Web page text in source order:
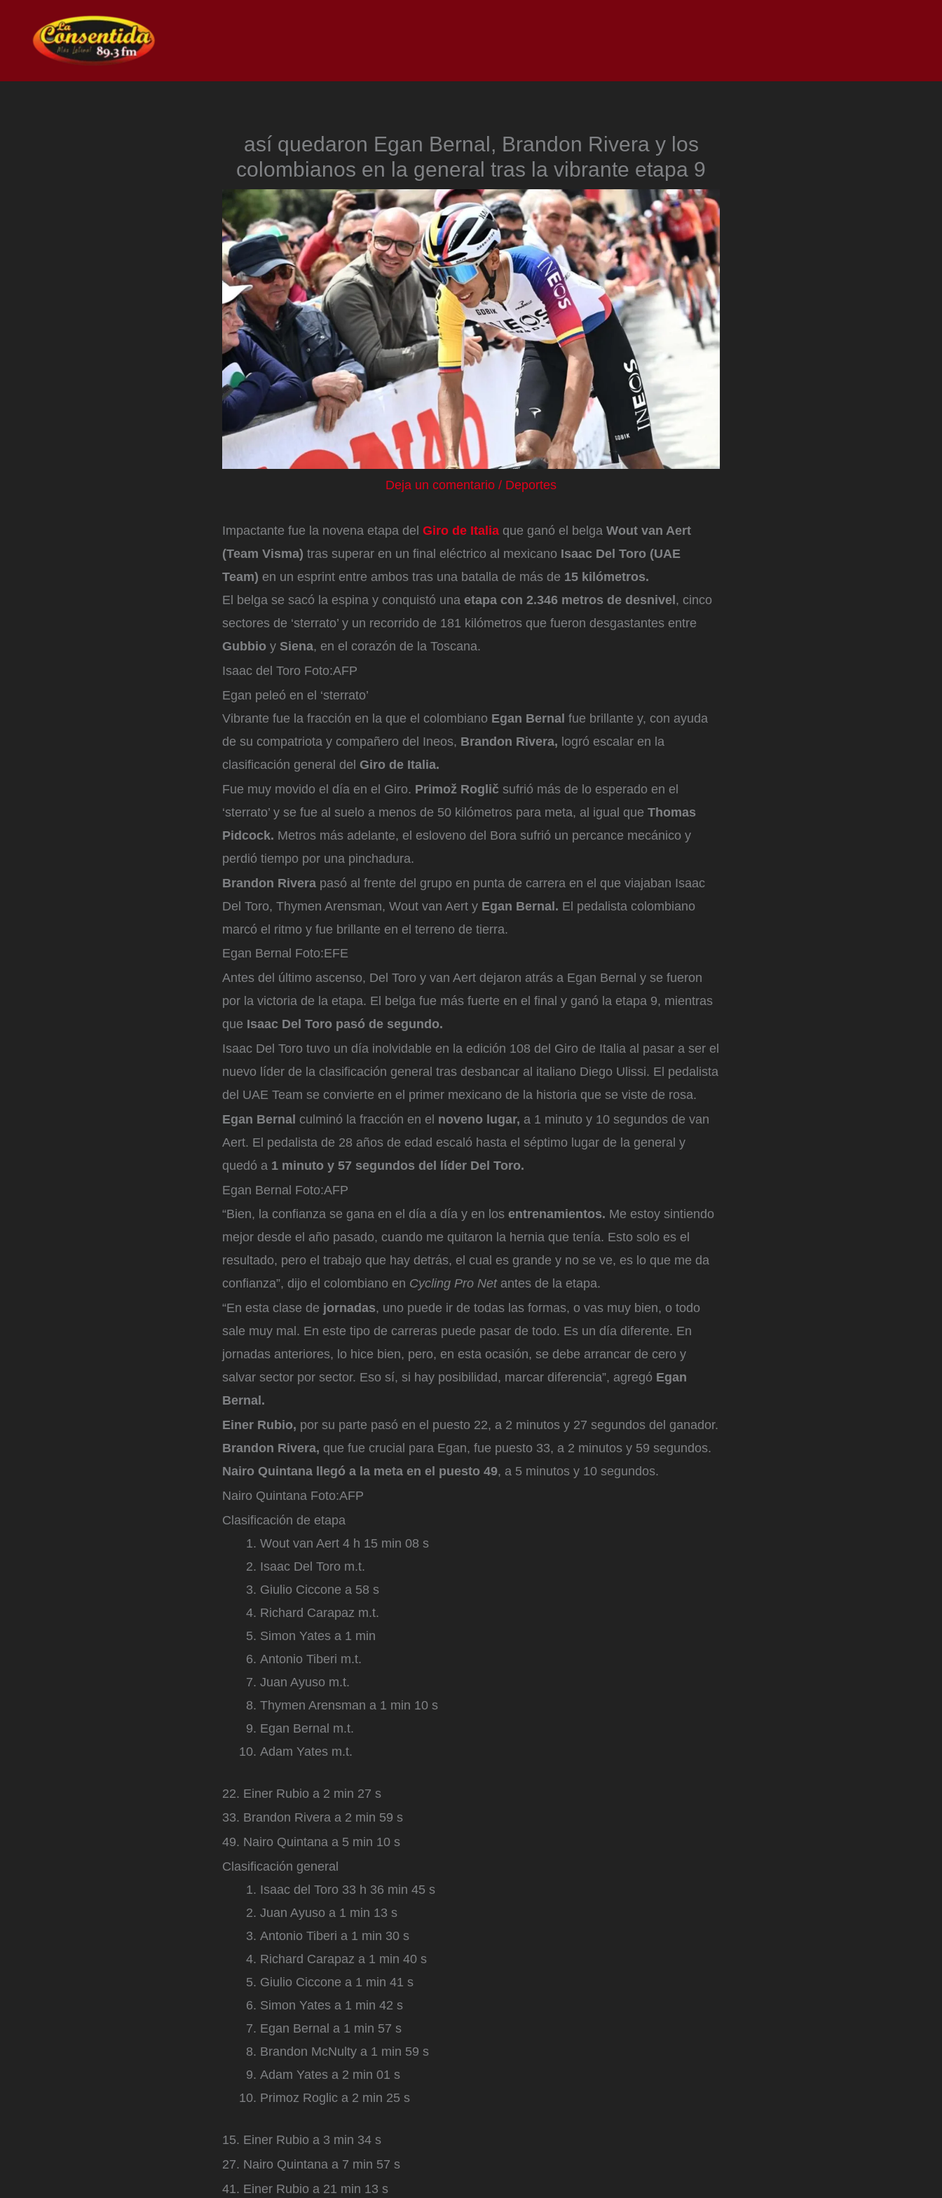
contenido
así quedaron Egan Bernal, Brandon Rivera y los
colombianos en la general tras la vibrante etapa 9
Deja un comentario / Deportes
Impactante fue la novena etapa del Giro de Italia que ganó el belga Wout van Aert
(Team Visma) tras superar en un final eléctrico al mexicano Isaac Del Toro (UAE
Team) en un esprint entre ambos tras una batalla de más de 15 kilómetros.
El belga se sacó la espina y conquistó una etapa con 2.346 metros de desnivel , cinco
sectores de ‘sterrato’ y un recorrido de 181 kilómetros que fueron desgastantes entre
Gubbio y Siena, en el corazón de la Toscana.
Isaac del Toro Foto:AFP
Egan peleó en el ‘sterrato’
Vibrante fue la fracción en la que el colombiano Egan Bernal fue brillante y, con ayuda
de su compatriota y compañero del Ineos, Brandon Rivera, logró escalar en la
clasificación general del Giro de Italia.
Fue muy movido el día en el Giro. Primož Roglič sufrió más de lo esperado en el
‘sterrato’ y se fue al suelo a menos de 50 kilómetros para meta, al igual que Thomas
Pidcock. Metros más adelante, el esloveno del Bora sufrió un percance mecánico y
perdió tiempo por una pinchadura.
Brandon Rivera pasó al frente del grupo en punta de carrera en el que viajaban Isaac
Del Toro, Thymen Arensman, Wout van Aert y Egan Bernal. El pedalista colombiano
marcó el ritmo y fue brillante en el terreno de tierra.
Egan Bernal Foto:EFE
Antes del último ascenso, Del Toro y van Aert dejaron atrás a Egan Bernal y se fueron
por la victoria de la etapa. El belga fue más fuerte en el final y ganó la etapa 9, mientras
que Isaac Del Toro pasó de segundo.
Isaac Del Toro tuvo un día inolvidable en la edición 108 del Giro de Italia al pasar a ser el
nuevo líder de la clasificación general tras desbancar al italiano Diego Ulissi. El pedalista
del UAE Team se convierte en el primer mexicano de la historia que se viste de rosa.
Egan Bernal culminó la fracción en el noveno lugar, a 1 minuto y 10 segundos de van
Aert. El pedalista de 28 años de edad escaló hasta el séptimo lugar de la general y
quedó a 1 minuto y 57 segundos del líder Del Toro.
Egan Bernal Foto:AFP
“Bien, la confianza se gana en el día a día y en los entrenamientos. Me estoy sintiendo
mejor desde el año pasado, cuando me quitaron la hernia que tenía. Esto solo es el
resultado, pero el trabajo que hay detrás, el cual es grande y no se ve, es lo que me da
confianza”, dijo el colombiano en Cycling Pro Netantes de la etapa.
“En esta clase de jornadas, uno puede ir de todas las formas, o vas muy bien, o todo
sale muy mal. En este tipo de carreras puede pasar de todo. Es un día diferente. En
jornadas anteriores, lo hice bien, pero, en esta ocasión, se debe arrancar de cero y
salvar sector por sector. Eso sí, si hay posibilidad, marcar diferencia”, agregó Egan
Bernal.
Einer Rubio, por su parte pasó en el puesto 22, a 2 minutos y 27 segundos del ganador.
Brandon Rivera, que fue crucial para Egan, fue puesto 33, a 2 minutos y 59 segundos.
Nairo Quintana llegó a la meta en el puesto 49, a 5 minutos y 10 segundos.
Nairo Quintana Foto:AFP
Clasificación de etapa
Wout van Aert 4 h 15 min 08 s
Isaac Del Toro m.t.
Giulio Ciccone a 58 s
Richard Carapaz m.t.
Simon Yates a 1 min
Antonio Tiberi m.t.
Juan Ayuso m.t.
Thymen Arensman a 1 min 10 s
Egan Bernal m.t.
Adam Yates m.t.
22. Einer Rubio a 2 min 27 s
33. Brandon Rivera a 2 min 59 s
49. Nairo Quintana a 5 min 10 s
Clasificación general
Isaac del Toro 33 h 36 min 45 s
Juan Ayuso a 1 min 13 s
Antonio Tiberi a 1 min 30 s
Richard Carapaz a 1 min 40 s
Giulio Ciccone a 1 min 41 s
Simon Yates a 1 min 42 s
Egan Bernal a 1 min 57 s
Brandon McNulty a 1 min 59 s
Adam Yates a 2 min 01 s
Primoz Roglic a 2 min 25 s
15. Einer Rubio a 3 min 34 s
27. Nairo Quintana a 7 min 57 s
41. Einer Rubio a 21 min 13 s